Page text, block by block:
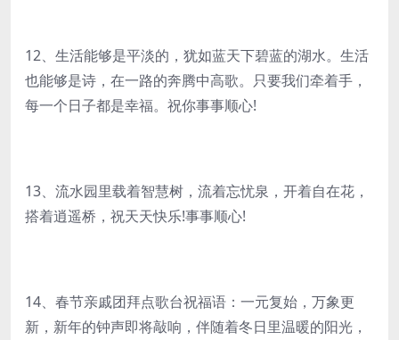
12、生活能够是平淡的，犹如蓝天下碧蓝的湖水。生活
也能够是诗，在一路的奔腾中高歌。只要我们牵着手，
每一个日子都是幸福。祝你事事顺心!
13、流水园里载着智慧树，流着忘忧泉，开着自在花，
搭着逍遥桥，祝天天快乐!事事顺心!
14、春节亲戚团拜点歌台祝福语：一元复始，万象更
新，新年的钟声即将敲响，伴随着冬日里温暖的阳光，